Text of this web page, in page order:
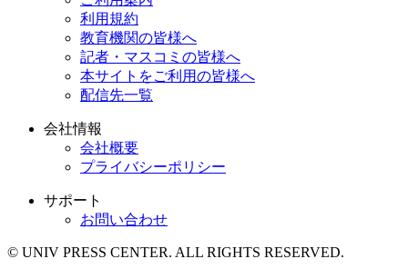
利用規約
教育機関の皆様へ
記者・マスコミの皆様へ
本サイトをご利用の皆様へ
配信先一覧
会社情報
会社概要
プライバシーポリシー
サポート
お問い合わせ
© UNIV PRESS CENTER. ALL RIGHTS RESERVED.